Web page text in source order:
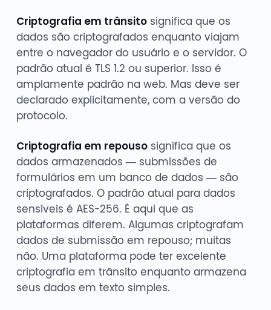
Criptografia em trânsitosignifica que os
dados são criptografados enquanto viajam
entre o navegador do usuário e o servidor. O
padrão atual é TLS 1.2 ou superior. Isso é
amplamente padrão na web. Mas deve ser
declarado explicitamente, com a versão do
protocolo.
Criptografia em repousosignifica que os
dados armazenados — submissões de
formulários em um banco de dados — são
criptografados. O padrão atual para dados
sensíveis é AES-256. É aqui que as
plataformas diferem. Algumas criptografam
dados de submissão em repouso; muitas
não. Uma plataforma pode ter excelente
criptografia em trânsito enquanto armazena
seus dados em texto simples.